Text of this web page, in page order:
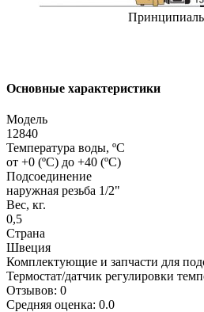
Основные характеристики
Модель
12840
Температура воды, ºС
от +0 (ºС) до +40 (ºС)
Подсоединение
наружная резьба 1/2"
Вес, кг.
0,5
Страна
Швеция
Комплектующие и запчасти для
Термостат/датчик регулировки
Отзывов: 0
Средняя оценка: 0.0